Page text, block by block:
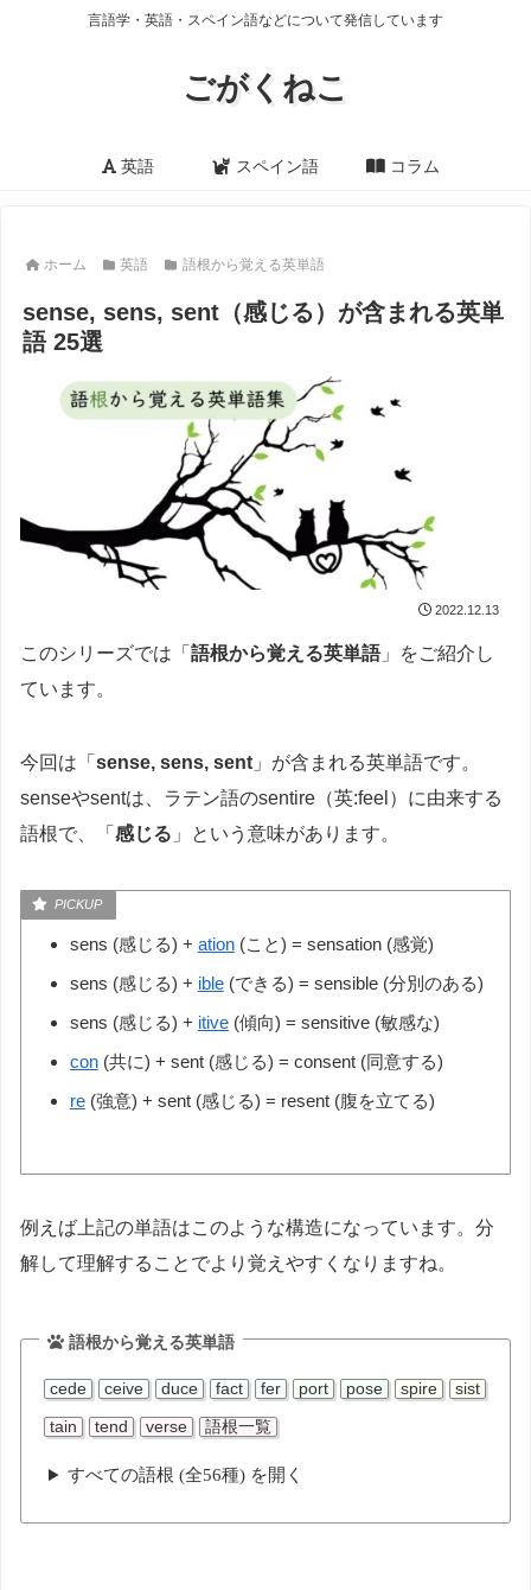
言語学・英語・スペイン語などについて発信しています
ごがくねこ
英語 スペイン語 コラム
ホーム 英語 語根から覚える英単語
sense, sens, sent（感じる）が含まれる英単
語 25選
2022.12.13
このシリーズでは「 語根から覚える英単語」をご紹介し
ています。
今回は「 sense, sens, sent 」が含まれる英単語です。
senseやsentは、ラテン語のsentire（英:feel）に由来する
語根で、「 感じる 」という意味があります。
sens (感じる) + ation(こと) = sensation (感覚)
sens (感じる) + ible(できる) = sensible (分別のある)
sens (感じる) + itive(傾向) = sensitive (敏感な)
con(共に) + sent (感じる) = consent (同意する)
re(強意) + sent (感じる) = resent (腹を立てる)
例えば上記の単語はこのような構造になっています。分
解して理解することでより覚えやすくなりますね。
語根から覚える英単語
cede ceive duce fact fer port pose spire sist
tain tend verse 語根一覧
すべての語根 (全56種) を開く